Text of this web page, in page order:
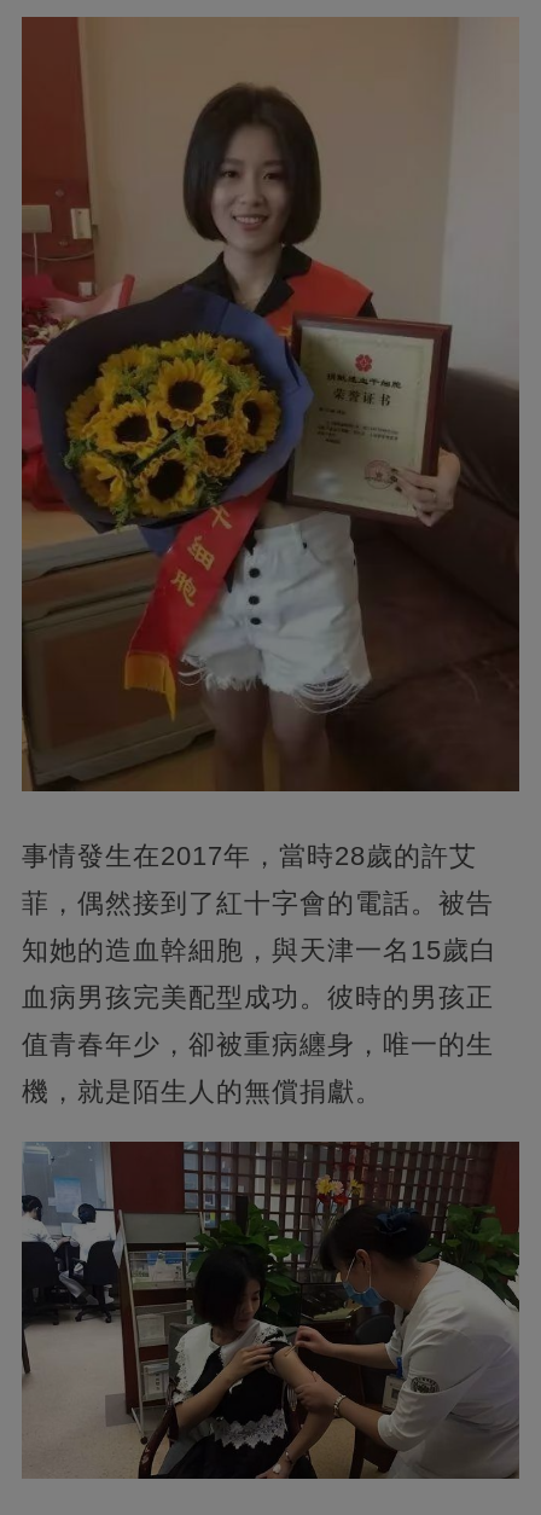
事情發生在2017年，當時28歲的許艾
菲，偶然接到了紅十字會的電話。被告
知她的造血幹細胞，與天津一名15歲白
血病男孩完美配型成功。彼時的男孩正
值青春年少，卻被重病纏身，唯一的生
機，就是陌生人的無償捐獻。